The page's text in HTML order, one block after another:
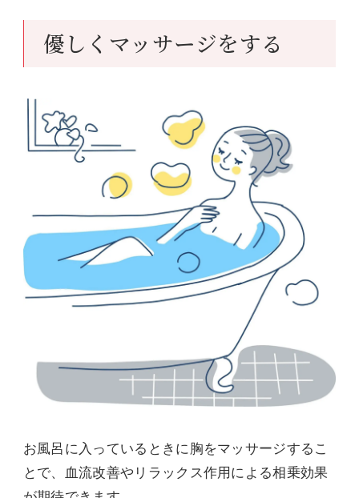
優しくマッサージをする
お風呂に入っているときに胸をマッサージするこ
とで、血流改善やリラックス作用による相乗効果